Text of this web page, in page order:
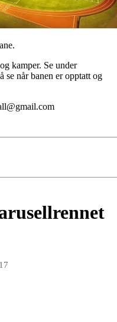
kamper. Se under
når banen er opptatt og